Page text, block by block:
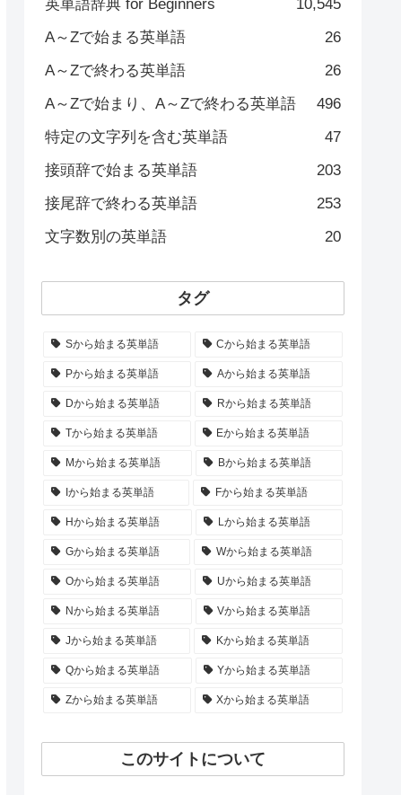
英単語辞典 for Beginners
10,545
A～Zで始まる英単語
26
A～Zで終わる英単語
26
A～Zで始まり、A～Zで終わる英単語
496
特定の文字列を含む英単語
47
接頭辞で始まる英単語
203
接尾辞で終わる英単語
253
文字数別の英単語
20
タグ
Sから始まる英単語 Cから始まる英単語
Pから始まる英単語 Aから始まる英単語
Dから始まる英単語 Rから始まる英単語
Tから始まる英単語 Eから始まる英単語
Mから始まる英単語 Bから始まる英単語
Iから始まる英単語 Fから始まる英単語
Hから始まる英単語 Lから始まる英単語
Gから始まる英単語 Wから始まる英単語
Oから始まる英単語 Uから始まる英単語
Nから始まる英単語 Vから始まる英単語
Jから始まる英単語 Kから始まる英単語
Qから始まる英単語 Yから始まる英単語
Zから始まる英単語 Xから始まる英単語
このサイトについて